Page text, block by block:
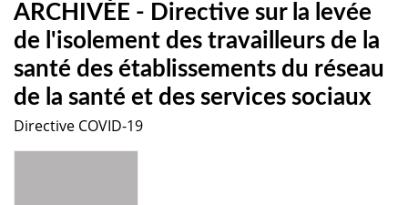
ARCHIVÉE - Directive sur la levée
de l'isolement des travailleurs de la
santé des établissements du réseau
de la santé et des services sociaux
Directive COVID-19